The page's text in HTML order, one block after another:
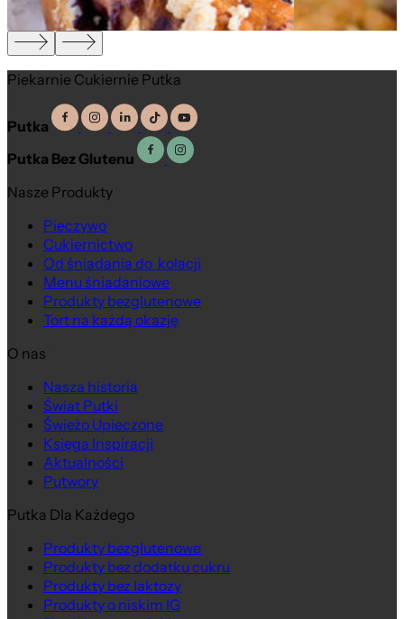
Piekarnie Cukiernie Putka
Putka
Putka Bez Glutenu
Nasze Produkty
Pieczywo
Cukiernictwo
Od śniadania do kolacji
Menu śniadaniowe
Produkty bezglutenowe
Tort na każdą okazję
O nas
Nasza historia
Świat Putki
Świeżo Upieczone
Księga Inspiracji
Aktualności
Putwory
Putka Dla Każdego
Produkty bezglutenowe
Produkty bez dodatku cukru
Produkty bez laktozy
Produkty o niskim IG